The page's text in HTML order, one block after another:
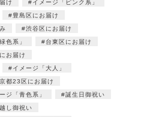
け
イメージ「ピンク系」
豊島区にお届け
渋谷区にお届け
色系」
台東区にお届け
お届け
イメージ「大人」
都23区にお届け
ジ「青色系」
誕生日御祝い
し御祝い